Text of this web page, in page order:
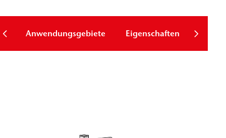
Anwendungsgebiete Eigenschaften